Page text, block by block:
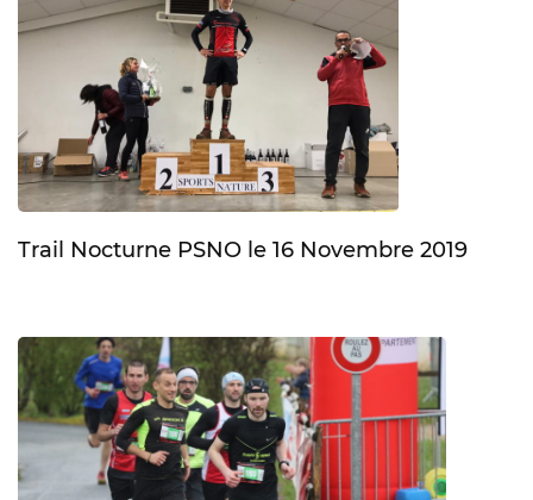
Trail Nocturne PSNO le 16 Novembre 2019